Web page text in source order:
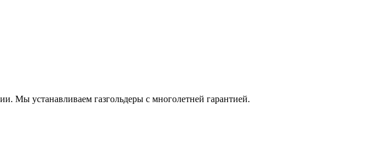
Мы устанавливаем газгольдеры с многолетней гарантией.